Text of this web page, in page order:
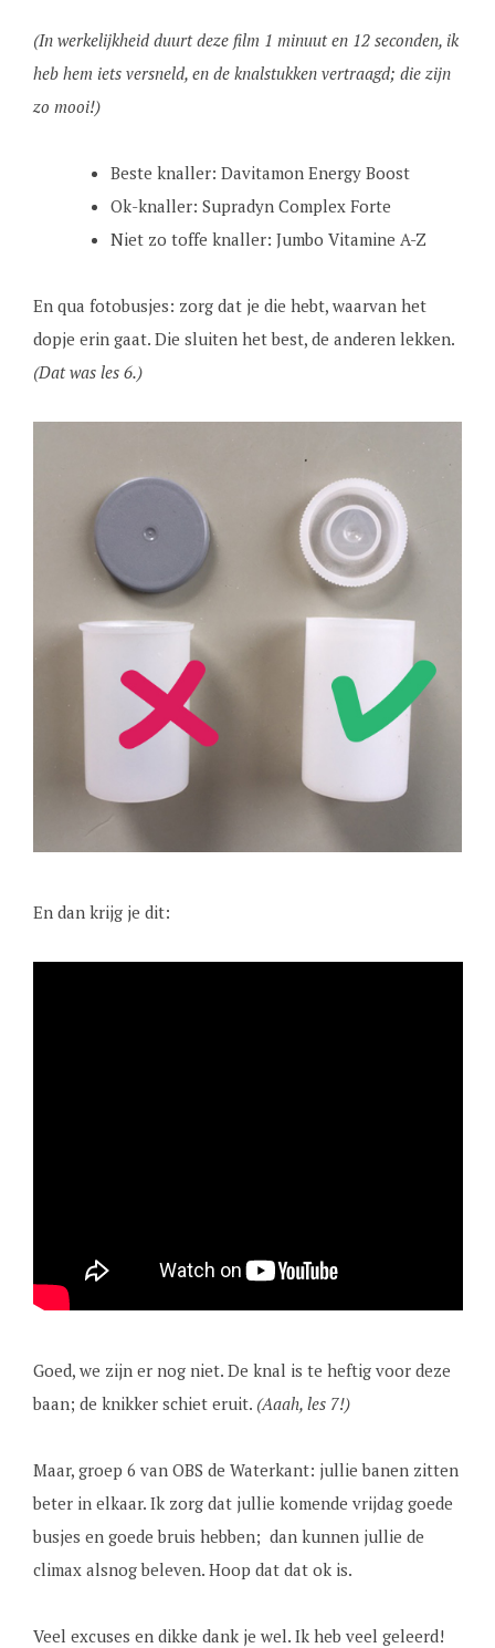
(In werkelijkheid duurt deze film 1 minuut en 12 seconden, ik
heb hem iets versneld, en de knalstukken vertraagd; die zijn
zo mooi!)
Beste knaller: Davitamon Energy Boost
Ok-knaller: Supradyn Complex Forte
Niet zo toffe knaller: Jumbo Vitamine A-Z
En qua fotobusjes: zorg dat je die hebt, waarvan het
dopje erin gaat. Die sluiten het best, de anderen lekken.
(Dat was les 6.)
En dan krijg je dit:
Goed, we zijn er nog niet. De knal is te heftig voor deze
baan; de knikker schiet eruit. (Aaah, les 7!)
Maar, groep 6 van OBS de Waterkant: jullie banen zitten
beter in elkaar. Ik zorg dat jullie komende vrijdag goede
busjes en goede bruis hebben; dan kunnen jullie de
climax alsnog beleven. Hoop dat dat ok is.
Veel excuses en dikke dank je wel. Ik heb veel geleerd!